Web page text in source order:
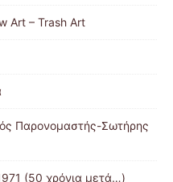
Art – Trash Art
Παρονομαστής-Σωτήρης
(50 χρόνια μετά…)